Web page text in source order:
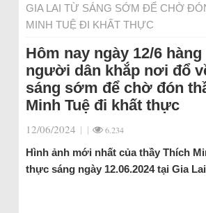
GIA LAI TỪ SÁNG SỚM ĐỂ CHỜ
MINH TUỆ ĐI KHẤT THỰC
Hôm nay ngày 12/6
người dân khắp nơi đổ
sáng sớm để chờ đón
Minh Tuệ đi khất thực
12/06/2024 | | 6.234
Hình ảnh mới nhất của thầy Thích
thực sáng ngày 12.06.2024 tại Gia Lai